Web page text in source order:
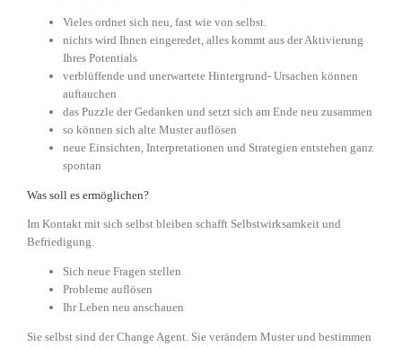
Vieles ordnet sich neu, fast wie von selbst.
nichts wird Ihnen eingeredet, alles kommt aus der Aktivierung
Ihres Potentials
verblüffende und unerwartete Hintergrund- Ursachen können
auftauchen
das Puzzle der Gedanken und setzt sich am Ende neu zusammen
so können sich alte Muster auflösen
neue Einsichten, Interpretationen und Strategien entstehen ganz
spontan
Was soll es ermöglichen?
Im Kontakt mit sich selbst bleiben schafft Selbstwirksamkeit und
Befriedigung.
Sich neue Fragen stellen
Probleme auflösen
Ihr Leben neu anschauen
Sie selbst sind der Change Agent. Sie verändern Muster und bestimmen